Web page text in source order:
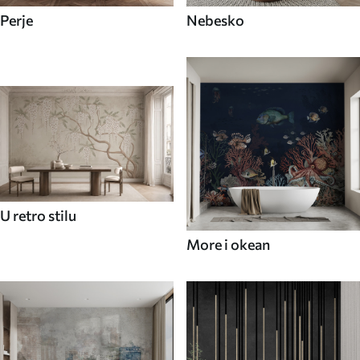
Perje Nebesko
U retro stilu
More i okean